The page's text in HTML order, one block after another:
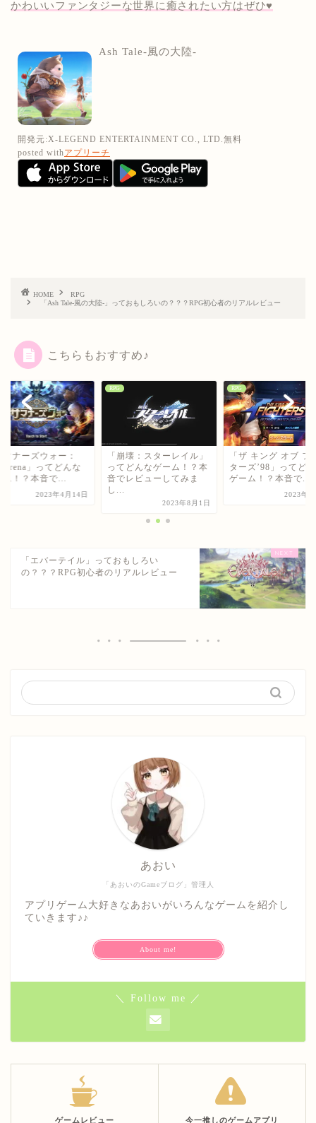
かわいいファンタジーな世界に癒されたい方はぜひ♥
Ash Tale-風の大陸-
開発元:X-LEGEND ENTERTAINMENT CO., LTD.無料
posted withアプリーチ
HOME
RPG
「Ash Tale-風の大陸-」っておもしろいの？？？RPG初心者のリアルレビュー
こちらもおすすめ♪
マナーズウォー：
Arena」ってどんな
ム！？本音で...
2023年4月14日
RPG
「崩壊：スターレイル」
ってどんなゲーム！？本
音でレビューしてみま
し...
2023年8月1日
RPG
「ザ キング オブ フ
ターズ’98」ってど
ゲーム！？本音で...
2023年4
「エバーテイル」っておもしろい
の？？？RPG初心者のリアルレビュー
「あおいのGameブログ」管理人
あおい
アプリゲーム大好きなあおいがいろんなゲームを紹介し
ていきます♪♪
About me!
＼ Follow me ／
ゲームレビュー 今一推しのゲームアプリ